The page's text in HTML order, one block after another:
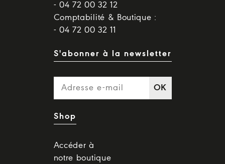
- 04 72 00 32 12
Comptabilité & Boutique :
- 04 72 00 32 11
S'abonner à la newsletter
OK
Shop
Accéder à
notre boutique